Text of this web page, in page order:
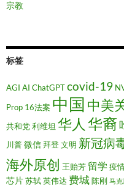
宗教
标签
AGI AI ChatGPTcovid-19
Prop 16法案 中国 中美
共和党利维坦 华人 华裔
川普微信 拜登文明 新冠病
海外原创 王贻芳 留学 疫
芯片苏轼英伟达 费城陈刚 马克